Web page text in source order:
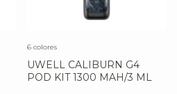
UWELL CALIBURN G4
POD KIT 1300 MAH/3 ML
6 colores